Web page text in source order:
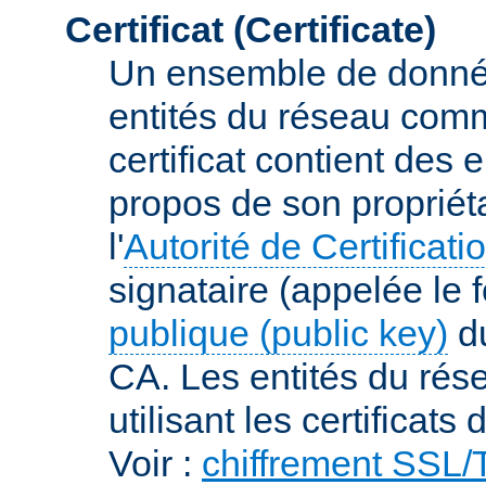
Certificat (Certificate)
Un ensemble de
entités du réseau
certificat contient des
propos de son
l'Autorité de
signataire (appelée le
publique (public key)
CA. Les entités du
utilisant les certificats
Voir : chiffrement SSL/